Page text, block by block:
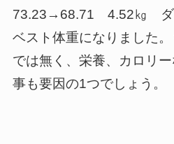
73.23→68.71 4.52㎏ ダ
ベスト体重になりました
では無く、栄養、カロリ
事も要因の1つでしょう。